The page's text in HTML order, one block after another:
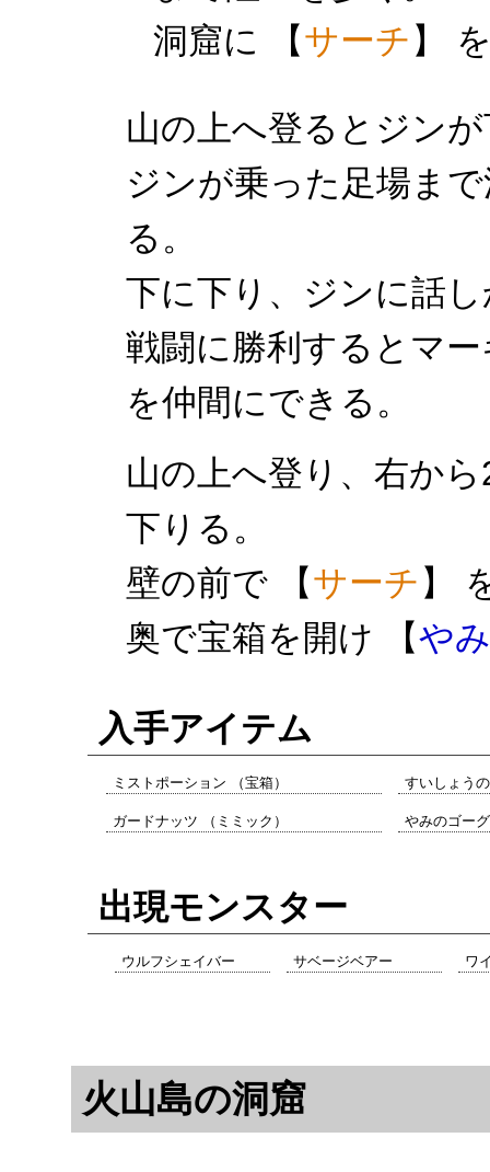
洞窟に 【サーチ 】
山の上へ登るとジン
ジンが乗った足場ま
る。
下に下り、ジンに話
戦闘に勝利するとマ
を仲間にできる。
山の上へ登り、右か
下りる。
壁の前で 【サーチ 】
奥で宝箱を開け 【や
入手アイテム
ミストポーション （宝箱） すいしょう
ガードナッツ （ミミック） やみのゴー
出現モンスター
ウルフシェイバー サベージベアー ワ
火山島の洞窟